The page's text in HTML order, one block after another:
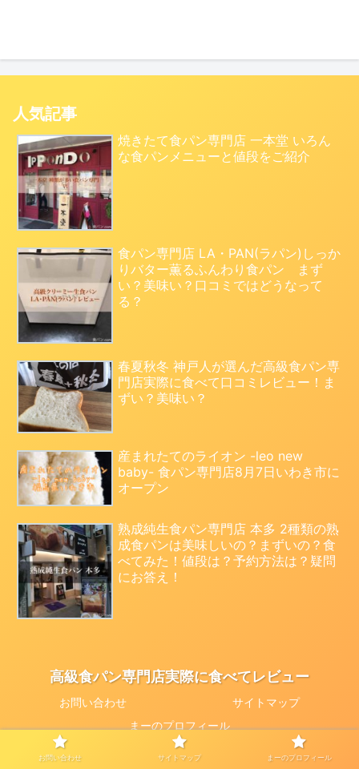
人気記事
焼きたて食パン専門店 一本堂 いろん
な食パンメニューと値段をご紹介
食パン専門店 LA・PAN(ラパン)しっか
りバター薫るふんわり食パン まず
い？美味い？口コミではどうなって
る？
春夏秋冬 神戸人が選んだ高級食パン専
門店実際に食べて口コミレビュー！ま
ずい？美味い？
産まれたてのライオン -leo new
baby- 食パン専門店8月7日いわき市に
オープン
熟成純生食パン専門店 本多 2種類の熟
成食パンは美味しいの？まずいの？食
べてみた！値段は？予約方法は？疑問
にお答え！
高級食パン専門店実際に食べてレビュー
お問い合わせ
サイトマップ
まーのプロフィール
© 2019 高級食パン専門店実際に食べてレビュー.
お問い合わせ サイトマップ まーのプロフィール